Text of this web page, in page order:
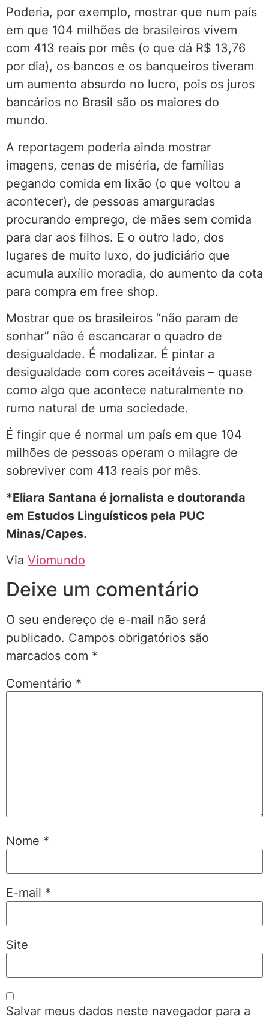
Poderia, por exemplo, mostrar que num país
em que 104 milhões de brasileiros vivem
com 413 reais por mês (o que dá R$ 13,76
por dia), os bancos e os banqueiros tiveram
um aumento absurdo no lucro, pois os juros
bancários no Brasil são os maiores do
mundo.
A reportagem poderia ainda mostrar
imagens, cenas de miséria, de famílias
pegando comida em lixão (o que voltou a
acontecer), de pessoas amarguradas
procurando emprego, de mães sem comida
para dar aos filhos. E o outro lado, dos
lugares de muito luxo, do judiciário que
acumula auxílio moradia, do aumento da cota
para compra em free shop.
Mostrar que os brasileiros “não param de
sonhar” não é escancarar o quadro de
desigualdade. É modalizar. É pintar a
desigualdade com cores aceitáveis – quase
como algo que acontece naturalmente no
rumo natural de uma sociedade.
É fingir que é normal um país em que 104
milhões de pessoas operam o milagre de
sobreviver com 413 reais por mês.
*Eliara Santana é jornalista e doutoranda
em Estudos Linguísticos pela PUC
Minas/Capes.
Via Viomundo
Deixe um comentário
O seu endereço de e-mail não será
publicado. Campos obrigatórios são
marcados com *
Comentário *
Nome *
E-mail *
Site
Salvar meus dados neste navegador para a